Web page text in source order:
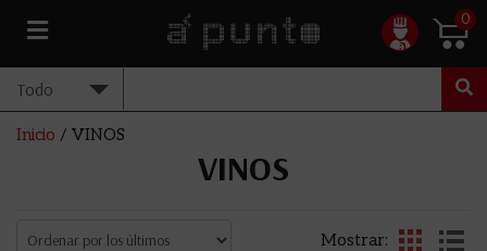
0
Inicio / VINOS
VINOS
Mostrar: